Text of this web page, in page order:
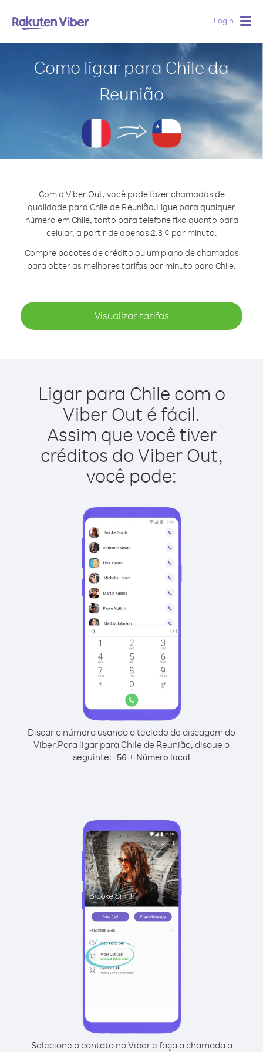
Login
Como ligar para Chile da
Reunião
Com o Viber Out, você pode fazer chamadas de
qualidade para Chile de Reunião.Ligue para qualquer
número em Chile, tanto para telefone fixo quanto para
celular, a partir de apenas 2.3 ¢ por minuto.
Compre pacotes de crédito ou um plano de chamadas
para obter as melhores tarifas por minuto para Chile.
Visualizar tarifas
Ligar para Chile com o
Viber Out é fácil.
Assim que você tiver
créditos do Viber Out,
você pode:
Discar o número usando o teclado de discagem do
Viber.Para ligar para Chile de Reunião, disque o
seguinte:+56 + Número local
Selecione o contato no Viber e faça a chamada a